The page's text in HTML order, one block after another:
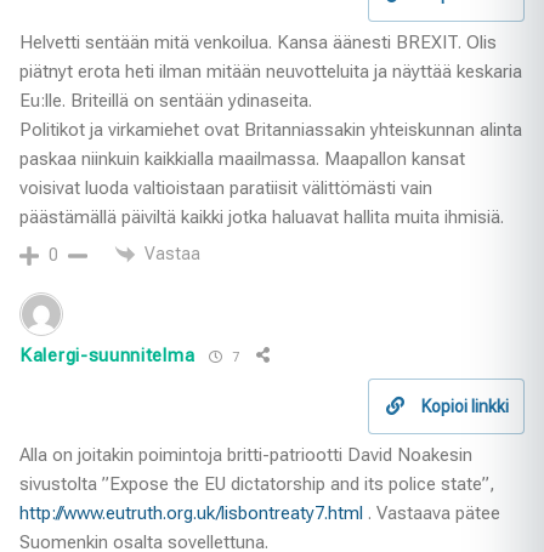
Helvetti sentään mitä venkoilua. Kansa äänesti BREXIT. Olis
piätnyt erota heti ilman mitään neuvotteluita ja näyttää keskaria
Eu:lle. Briteillä on sentään ydinaseita.
Politikot ja virkamiehet ovat Britanniassakin yhteiskunnan alinta
paskaa niinkuin kaikkialla maailmassa. Maapallon kansat
voisivat luoda valtioistaan paratiisit välittömästi vain
päästämällä päiviltä kaikki jotka haluavat hallita muita ihmisiä.
0 Vastaa
Kalergi-suunnitelma 7
Kopioi linkki
Alla on joitakin poimintoja britti-patriootti David Noakesin
sivustolta ”Expose the EU dictatorship and its police state”,
http://www.eutruth.org.uk/lisbontreaty7.html . Vastaava pätee
Suomenkin osalta sovellettuna.